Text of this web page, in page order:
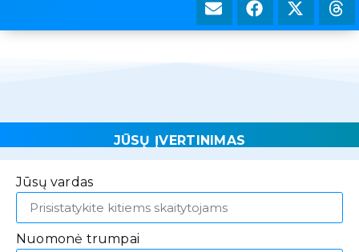
JŪSŲ ĮVERTINIMAS
Jūsų vardas
Nuomonė trumpai